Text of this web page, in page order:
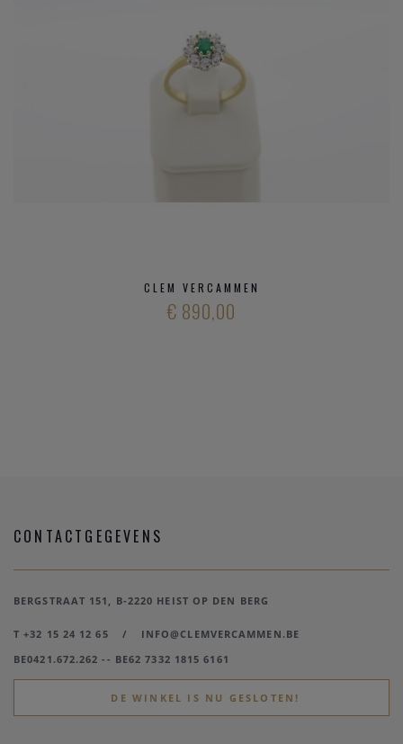
CLEM VERCAMMEN
€ 890,00
CONTACTGEGEVENS
BERGSTRAAT 151, B-2220 HEIST OP DEN BERG
T +32 15 24 12 65 /
INFO@CLEMVERCAMMEN.BE
BE0421.672.262 -- BE62 7332 1815 6161
DE WINKEL IS NU GESLOTEN!